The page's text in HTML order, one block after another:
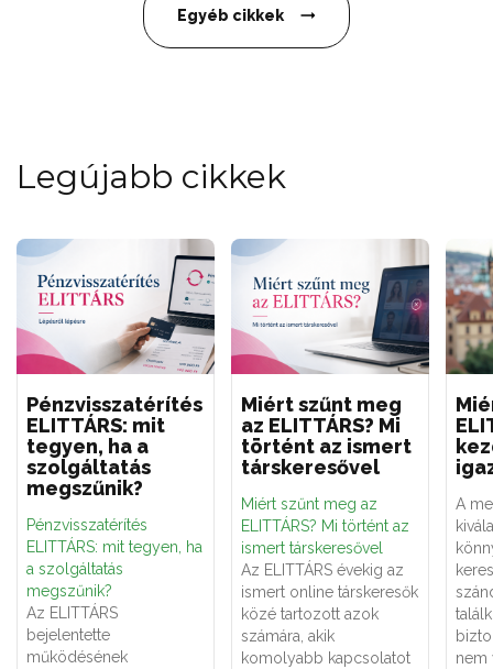
Egyéb cikkek
Legújabb cikkek
Pénzvisszatérítés
ELITTÁRS: mit
tegyen, ha a
szolgáltatás
megszűnik?
Pénzvisszatérítés
ELITTÁRS: mit tegyen, ha
a szolgáltatás
megszűnik?
Az ELITTÁRS
bejelentette
működésének
Miért szűnt meg
az ELITTÁRS? Mi
történt az ismert
társkeresővel
Miért szűnt meg az
ELITTÁRS? Mi történt az
ismert társkeresővel
Az ELITTÁRS évekig az
ismert online társkeresők
közé tartozott azok
számára, akik
komolyabb kapcsolatot
A
nem